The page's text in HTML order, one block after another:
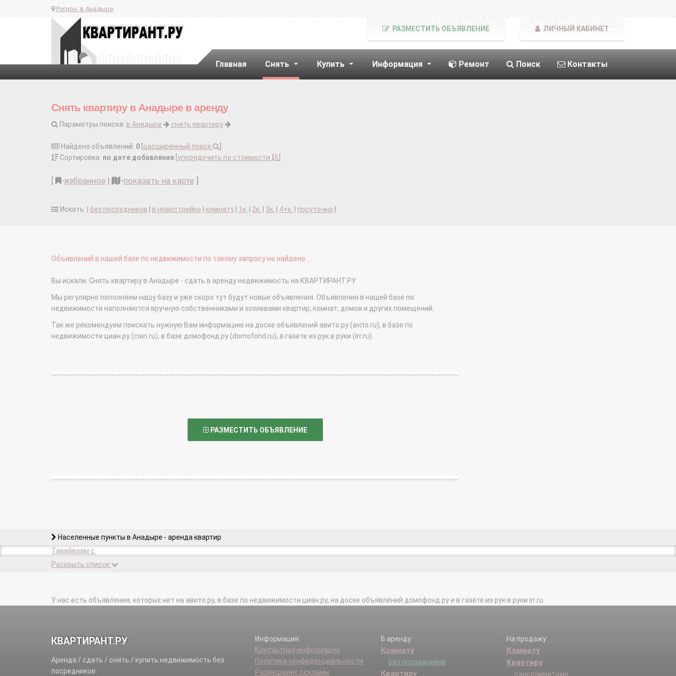
Регион: в Анадыре
Главная Снять Купить Информация Ремонт Поиск Контакты
РАЗМЕСТИТЬ ОБЪЯВЛЕНИЕ ЛИЧНЫЙ КАБИНЕТ
Снять квартиру в Анадыре в аренду
Параметры поиска: в Анадыре снять квартиру
Найдено объявлений: 0 расширенный поиск
Сортировка: по дате добавления упорядочить по стоимости
-избранное | -показать на карте
Искать: | без посредников в новостройке комнату 1к. 2к. 3к. 4+к. посуточно
Объявлений в нашей базе по недвижимости по такому запросу не найдено...
Вы искали: Снять квартиру в Анадыре - сдать в аренду недвижимость на КВАРТИРАНТ.РУ
Мы регулярно пополняем нашу базу и уже скоро тут будут новые объявления. Объявления в нашей базе по
недвижимости наполняются вручную собственниками и хозяевами квартир, комнат, домов и других помещений.
Так же рекомендуем поискать нужную Вам информацию на доске объявлений авито.ру (avito.ru), в базе по
недвижимости циан.ру (cian.ru), в базе домофонд.ру (domofond.ru), в газете из рук в руки (irr.ru).
РАЗМЕСТИТЬ ОБЪЯВЛЕНИЕ
Населенные пункты в Анадыре - аренда квартир
Тавайваам с.
Раскрыть список
У нас есть объявления, которых нет на авито.ру, в базе по недвижимости циан.ру, на доске объявлений домофонд.ру и в газете из рук в руки irr.ru
КВАРТИРАНТ.РУ
Аренда / сдать / снять / купить недвижимость без
посредников.
Информация:
Контактная информация
Политика конфиденциальности
Размещение рекламы
В аренду:
Комнату
Без посредников
Квартиру
На продажу:
Комнату
Квартиру
однокомнатную